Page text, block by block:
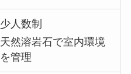
少人数制
天然溶岩石で室内環境
を管理